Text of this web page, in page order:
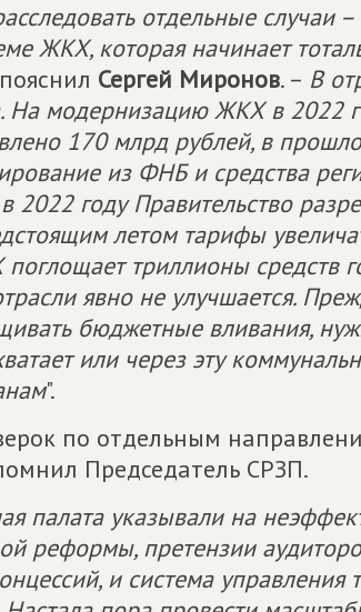
отдельные случаи –
ЖКХ, которая начинает
Сергей Миронов. – В
На модернизацию ЖКХ в 2022
170 млрд рублей, в
из ФНБ и средства
2022 году Правительство
летом тарифы
триллионы средств
явно не улучшается.
бюджетные вливания,
или через эту
".
по отдельным
Председатель СРЗП.
палата указывали на
реформы, претензии
и система управления